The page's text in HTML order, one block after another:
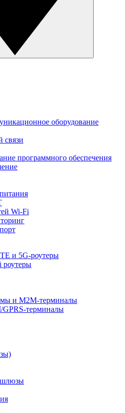
оборудование
связи
программного обеспечения
Wi-Fi
и 5G-роутеры
и M2M-терминалы
терминалы
шлюзы